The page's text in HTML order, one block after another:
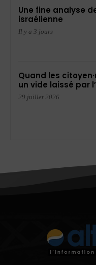
Une fine analyse
israélienne
Il y a 3 jours
Quand les
un vide laissé par
29 juillet 2026